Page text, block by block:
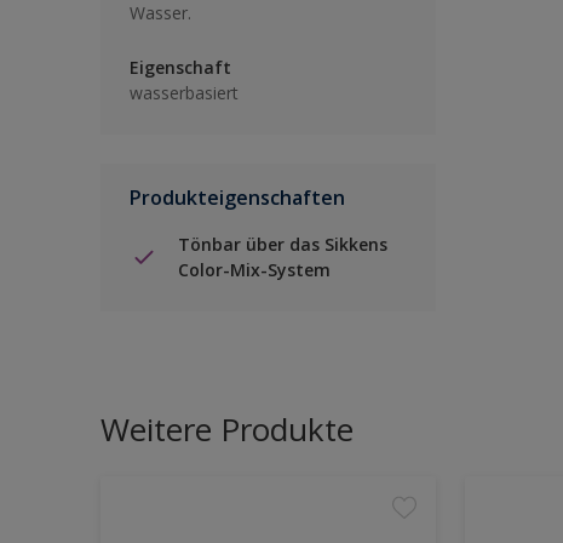
Wasser.
Eigenschaft
wasserbasiert
Produkteigenschaften
Tönbar über das Sikkens
Color-Mix-System
Weitere Produkte